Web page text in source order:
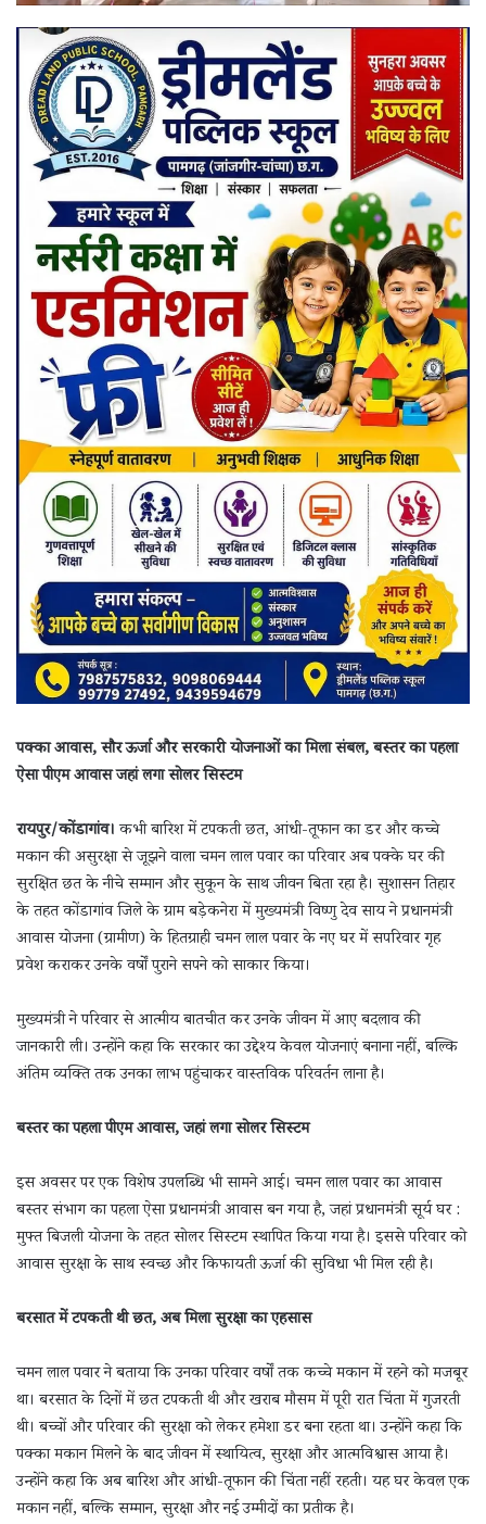
पक्का आवास, सौर ऊर्जा और सरकारी योजनाओं का मिला संबल, बस्तर का पहला
ऐसा पीएम आवास जहां लगा सोलर सिस्टम
रायपुर/कोंडागांव।कभी बारिश में टपकती छत, आंधी-तूफान का डर और कच्चे
मकान की असुरक्षा से जूझने वाला चमन लाल पवार का परिवार अब पक्के घर की
सुरक्षित छत के नीचे सम्मान और सुकून के साथ जीवन बिता रहा है। सुशासन तिहार
के तहत कोंडागांव जिले के ग्राम बड़ेकनेरा में मुख्यमंत्री विष्णु देव साय ने प्रधानमंत्री
आवास योजना (ग्रामीण) के हितग्राही चमन लाल पवार के नए घर में सपरिवार गृह
प्रवेश कराकर उनके वर्षों पुराने सपने को साकार किया।
मुख्यमंत्री ने परिवार से आत्मीय बातचीत कर उनके जीवन में आए बदलाव की
जानकारी ली। उन्होंने कहा कि सरकार का उद्देश्य केवल योजनाएं बनाना नहीं, बल्कि
अंतिम व्यक्ति तक उनका लाभ पहुंचाकर वास्तविक परिवर्तन लाना है।
बस्तर का पहला पीएम आवास, जहां लगा सोलर सिस्टम
इस अवसर पर एक विशेष उपलब्धि भी सामने आई। चमन लाल पवार का आवास
बस्तर संभाग का पहला ऐसा प्रधानमंत्री आवास बन गया है, जहां प्रधानमंत्री सूर्य घर :
मुफ्त बिजली योजना के तहत सोलर सिस्टम स्थापित किया गया है। इससे परिवार को
आवास सुरक्षा के साथ स्वच्छ और किफायती ऊर्जा की सुविधा भी मिल रही है।
बरसात में टपकती थी छत, अब मिला सुरक्षा का एहसास
चमन लाल पवार ने बताया कि उनका परिवार वर्षों तक कच्चे मकान में रहने को मजबूर
था। बरसात के दिनों में छत टपकती थी और खराब मौसम में पूरी रात चिंता में गुजरती
थी। बच्चों और परिवार की सुरक्षा को लेकर हमेशा डर बना रहता था। उन्होंने कहा कि
पक्का मकान मिलने के बाद जीवन में स्थायित्व, सुरक्षा और आत्मविश्वास आया है।
उन्होंने कहा कि अब बारिश और आंधी-तूफान की चिंता नहीं रहती। यह घर केवल एक
मकान नहीं, बल्कि सम्मान, सुरक्षा और नई उम्मीदों का प्रतीक है।